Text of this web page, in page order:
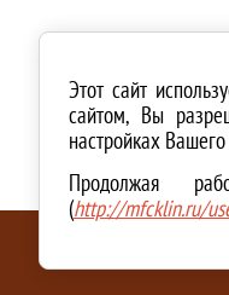
Этот сайт
сайтом, Вы
настройках
Продолжая
(http://mfcklin.ru/